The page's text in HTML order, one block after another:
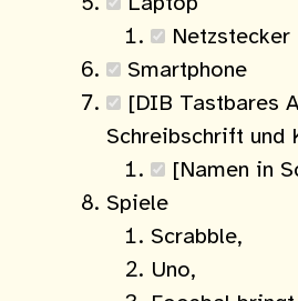
Netzstecker
Smartphone
[DIB Tastbares
Schreibschrift und
[Namen in
Spiele
Scrabble,
Uno,